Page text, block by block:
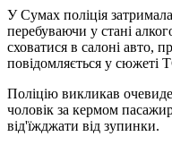
У Сумах поліція
перебуваючи у стані
сховатися в салоні авто,
повідомляється у сюжеті
Поліцію викликав
чоловік за кермом
від'їжджати від зупинки.